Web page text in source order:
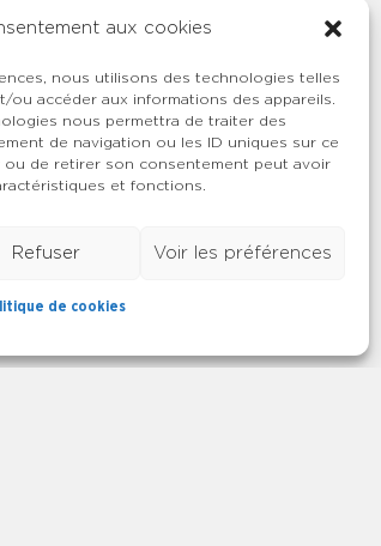
aux cookies
nous utilisons des technologies telles
accéder aux informations des appareils.
nous permettra de traiter des
de navigation ou les ID uniques sur ce
ou de retirer son consentement peut avoir
et fonctions.
Refuser Voir les préférences
de cookies